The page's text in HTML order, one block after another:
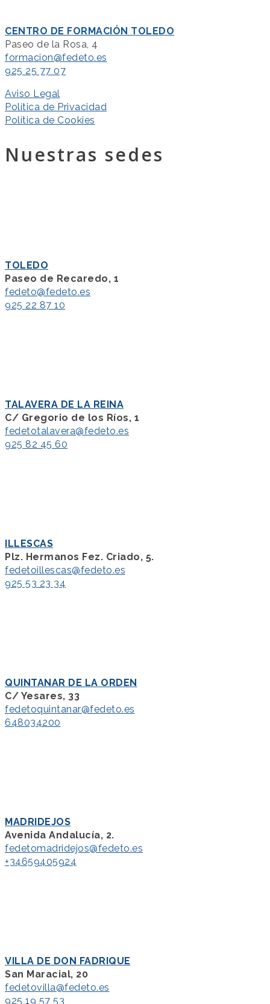
CENTRO DE FORMACIÓN TOLEDO
Paseo de la Rosa, 4
formacion@fedeto.es
925 25 77 07
Aviso Legal
Política de Privacidad
Política de Cookies
Nuestras sedes
TOLEDO
Paseo de Recaredo, 1
fedeto@fedeto.es
925 22 87 10
TALAVERA DE LA REINA
C/ Gregorio de los Ríos, 1
fedetotalavera@fedeto.es
925 82 45 60
ILLESCAS
Plz. Hermanos Fez. Criado, 5.
fedetoillescas@fedeto.es
925 53 23 34
QUINTANAR DE LA ORDEN
C/ Yesares, 33
fedetoquintanar@fedeto.es
648034200
MADRIDEJOS
Avenida Andalucía, 2.
fedetomadridejos@fedeto.es
+34659405924
VILLA DE DON FADRIQUE
San Maracial, 20
fedetovilla@fedeto.es
925 19 57 53